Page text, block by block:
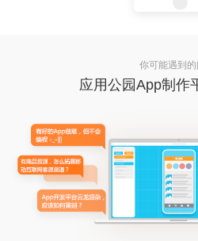
你可能遇到的
应用公园App制作